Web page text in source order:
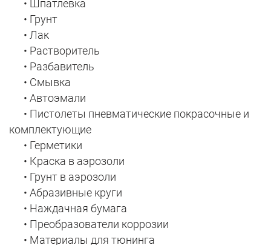
• Шпатлёвка
• Грунт
• Лак
• Растворитель
• Разбавитель
• Смывка
• Автоэмали
• Пистолеты пневматические покрасочные и
комплектующие
• Герметики
• Краска в аэрозоли
• Грунт в аэрозоли
• Абразивные круги
• Наждачная бумага
• Преобразователи коррозии
• Материалы для тюнинга